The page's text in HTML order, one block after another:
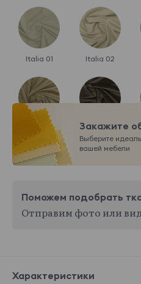
Italia 01 Italia 02
Italia 05 Italia 06
Показать еще
Betsy
Закажите
Выберите
вашей мебели
Поможем подобрать
Отправим фото или
Характеристики